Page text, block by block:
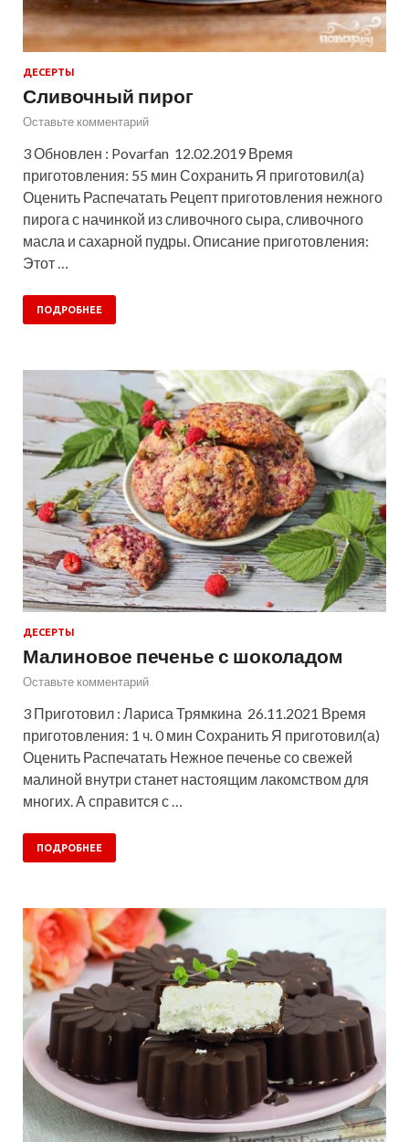
ДЕСЕРТЫ
Сливочный пирог
Оставьте комментарий
3 Обновлен : Povarfan 12.02.2019 Время
приготовления: 55 мин Сохранить Я приготовил(а)
Оценить Распечатать Рецепт приготовления нежного
пирога с начинкой из сливочного сыра, сливочного
масла и сахарной пудры. Описание приготовления:
Этот …
ПОДРОБНЕЕ
ДЕСЕРТЫ
Малиновое печенье с шоколадом
Оставьте комментарий
3 Приготовил : Лариса Трямкина 26.11.2021 Время
приготовления: 1 ч. 0 мин Сохранить Я приготовил(а)
Оценить Распечатать Нежное печенье со свежей
малиной внутри станет настоящим лакомством для
многих. А справится с …
ПОДРОБНЕЕ